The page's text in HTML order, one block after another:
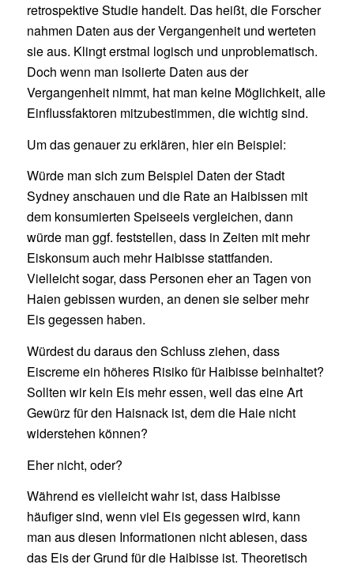
retrospektive Studie handelt. Das heißt, die Forscher
nahmen Daten aus der Vergangenheit und werteten
sie aus. Klingt erstmal logisch und unproblematisch.
Doch wenn man isolierte Daten aus der
Vergangenheit nimmt, hat man keine Möglichkeit, alle
Einflussfaktoren mitzubestimmen, die wichtig sind.
Um das genauer zu erklären, hier ein Beispiel:
Würde man sich zum Beispiel Daten der Stadt
Sydney anschauen und die Rate an Haibissen mit
dem konsumierten Speiseeis vergleichen, dann
würde man ggf. feststellen, dass in Zeiten mit mehr
Eiskonsum auch mehr Haibisse stattfanden.
Vielleicht sogar, dass Personen eher an Tagen von
Haien gebissen wurden, an denen sie selber mehr
Eis gegessen haben.
Würdest du daraus den Schluss ziehen, dass
Eiscreme ein höheres Risiko für Haibisse beinhaltet?
Sollten wir kein Eis mehr essen, weil das eine Art
Gewürz für den Haisnack ist, dem die Haie nicht
widerstehen können?
Eher nicht, oder?
Während es vielleicht wahr ist, dass Haibisse
häufiger sind, wenn viel Eis gegessen wird, kann
man aus diesen Informationen nicht ablesen, dass
das Eis der Grund für die Haibisse ist. Theoretisch